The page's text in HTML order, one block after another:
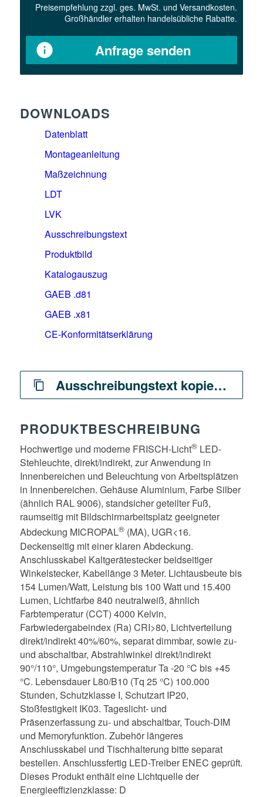
PRODUKTBESCHREIBUNG
Hochwertige und moderne FRISCH-Licht®LED-
Stehleuchte, direkt/indirekt, zur Anwendung in
Innenbereichen und Beleuchtung von Arbeitsplätzen
in Innenbereichen. Gehäuse Aluminium, Farbe Silber
(ähnlich RAL 9006), standsicher geteilter Fuß,
raumseitig mit Bildschirmarbeitsplatz geeigneter
Abdeckung MICROPAL®(MA), UGR<16.
Deckenseitig mit einer klaren Abdeckung.
Anschlusskabel Kaltgerätestecker beidseitiger
Winkelstecker, Kabellänge 3 Meter. Lichtausbeute bis
154 Lumen/Watt, Leistung bis 100 Watt und 15.400
Lumen, Lichtfarbe 840 neutralweiß, ähnlich
Farbtemperatur (CCT) 4000 Kelvin,
Farbwiedergabeindex (Ra) CRI>80, Lichtverteilung
direkt/indirekt 40%/60%, separat dimmbar, sowie zu-
und abschaltbar, Abstrahlwinkel direkt/indirekt
90°/110°, Umgebungstemperatur Ta -20 °C bis +45
°C. Lebensdauer L80/B10 (Tq 25 °C) 100.000
Stunden, Schutzklasse I, Schutzart IP20,
Stoßfestigkeit IK03. Tageslicht- und
Präsenzerfassung zu- und abschaltbar, Touch-DIM
und Memoryfunktion. Zubehör längeres
Anschlusskabel und Tischhalterung bitte separat
bestellen. Anschlussfertig LED-Treiber ENEC geprüft.
Dieses Produkt enthält eine Lichtquelle der
Energieeffizienzklasse: D
Preisempfehlung zzgl. ges. MwSt. und Versandkosten.
Großhändler erhalten handelsübliche Rabatte.
Anfrage senden
DOWNLOADS
Datenblatt
Montageanleitung
Maßzeichnung
LDT
LVK
Ausschreibungstext
Produktbild
Katalogauszug
GAEB .d81
GAEB .x81
CE-Konformitätserklärung
Ausschreibungstext kopieren